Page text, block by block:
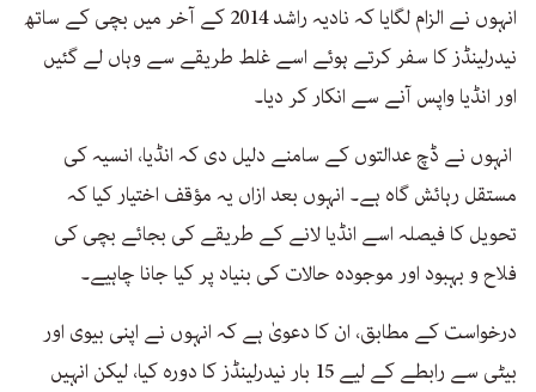
انہوں نے الزام لگایا کہ نادیہ راشد 2014 کے آخر میں بچی کے ساتھ
نیدرلینڈز کا سفر کرتے ہوئے اسے غلط طریقے سے وہاں لے گئیں
اور انڈیا واپس آنے سے انکار کر دیا۔
انہوں نے ڈچ عدالتوں کے سامنے دلیل دی کہ انڈیا، انسیہ کی
مستقل رہائش گاہ ہے۔ انہوں بعد ازاں یہ مؤقف اختیار کیا کہ
تحویل کا فیصلہ اسے انڈیا لانے کے طریقے کی بجائے بچی کی
فلاح و بہبود اور موجودہ حالات کی بنیاد پر کیا جانا چاہیے۔
درخواست کے مطابق، ان کا دعویٰ ہے کہ انہوں نے اپنی بیوی اور
بیٹی سے رابطے کے لیے 15 بار نیدرلینڈز کا دورہ کیا، لیکن انہیں